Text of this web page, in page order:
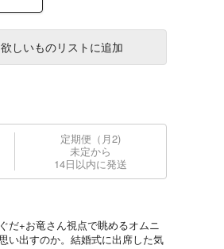
欲しいものリストに追加
定期便（月2)
未定から
14日以内に発送
だ+お竜さん視点で眺めるオムニ
い出すのか。結婚式に出席した気